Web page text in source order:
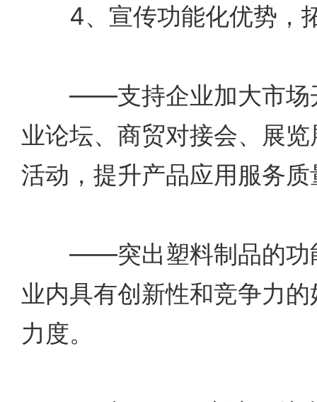
4、宣传功能化优势，
——支持企业加大市场
业论坛、商贸对接会、展
活动，提升产品应用服务质
——突出塑料制品的功
业内具有创新性和竞争力
力度。